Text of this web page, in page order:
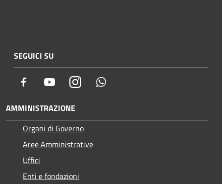
SEGUICI SU
Facebook YoutubeInstagram
AMMINISTRAZIONE
Organi di Governo
Aree Amministrative
Uffici
Enti e fondazioni